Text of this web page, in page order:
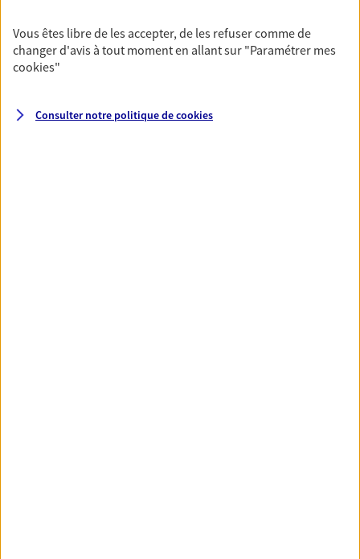
Prévoyance
contrat prévoyance. Préservez vos proches en cas
d'accident ou de maladie en optant pour les
Vous êtes libre de les accepter, de les refuser comme de
changer d'avis à tout moment en allant sur "Paramétrer mes
cookies"
Consulter notre politique decookies